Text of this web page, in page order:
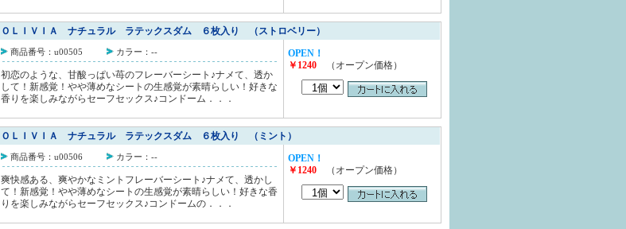
ＯＬＩＶＩＡ ナチュラル ラテックスダム ６枚入り （ストロベリー）
商品番号：u00505 カラー：--
初恋のような、甘酸っぱい苺のフレーバーシート♪ナメて、透か
して！新感覚！やや薄めなシートの生感覚が素晴らしい！好きな
香りを楽しみながらセーフセックス♪コンドーム．．．
OPEN！
￥1240 （オープン価格）
ＯＬＩＶＩＡ ナチュラル ラテックスダム ６枚入り （ミント）
商品番号：u00506 カラー：--
爽快感ある、爽やかなミントフレーバーシート♪ナメて、透かし
て！新感覚！やや薄めなシートの生感覚が素晴らしい！好きな香
りを楽しみながらセーフセックス♪コンドームの．．．
OPEN！
￥1240 （オープン価格）